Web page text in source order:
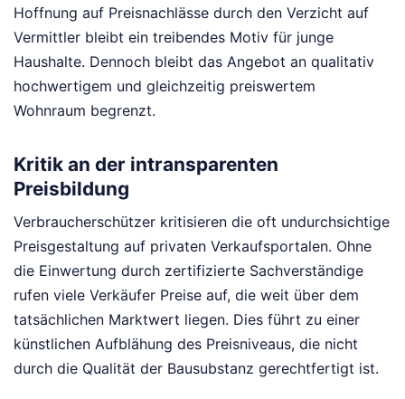
Hoffnung auf Preisnachlässe durch den Verzicht auf
Vermittler bleibt ein treibendes Motiv für junge
Haushalte. Dennoch bleibt das Angebot an qualitativ
hochwertigem und gleichzeitig preiswertem
Wohnraum begrenzt.
Kritik an der intransparenten
Preisbildung
Verbraucherschützer kritisieren die oft undurchsichtige
Preisgestaltung auf privaten Verkaufsportalen. Ohne
die Einwertung durch zertifizierte Sachverständige
rufen viele Verkäufer Preise auf, die weit über dem
tatsächlichen Marktwert liegen. Dies führt zu einer
künstlichen Aufblähung des Preisniveaus, die nicht
durch die Qualität der Bausubstanz gerechtfertigt ist.